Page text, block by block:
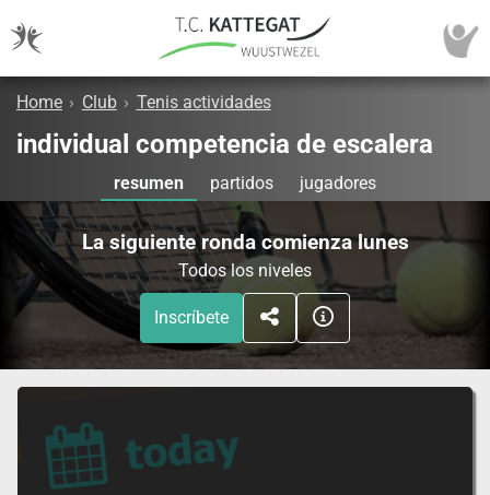
Home › Club › Tenis actividades
individual competencia de escalera
resumen partidos jugadores
La siguiente ronda comienza lunes
Todos los niveles
Inscríbete